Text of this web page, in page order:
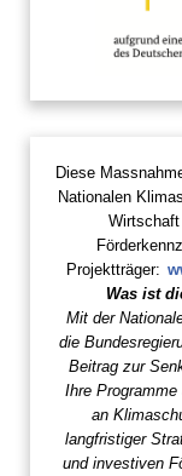
Diese
Nationalen
Projektträger:
Was ist
Mit der
die
Beitrag zur
Ihre
an
langfristiger
und investiven